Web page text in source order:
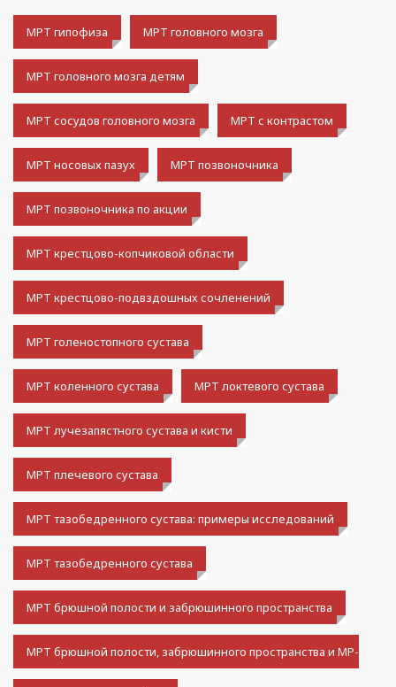
МРТ гипофиза МРТ головного мозга
МРТ головного мозга детям
МРТ сосудов головного мозга МРТ с контрастом
МРТ носовых пазух МРТ позвоночника
МРТ позвоночника по акции
МРТ крестцово-копчиковой области
МРТ крестцово-подвздошных сочленений
МРТ голеностопного сустава
МРТ коленного сустава МРТ локтевого сустава
МРТ лучезапястного сустава и кисти
МРТ плечевого сустава
МРТ тазобедренного сустава: примеры исследований
МРТ тазобедренного сустава
МРТ брюшной полости и забрюшинного пространства
МРТ брюшной полости, забрюшинного пространства и МР-